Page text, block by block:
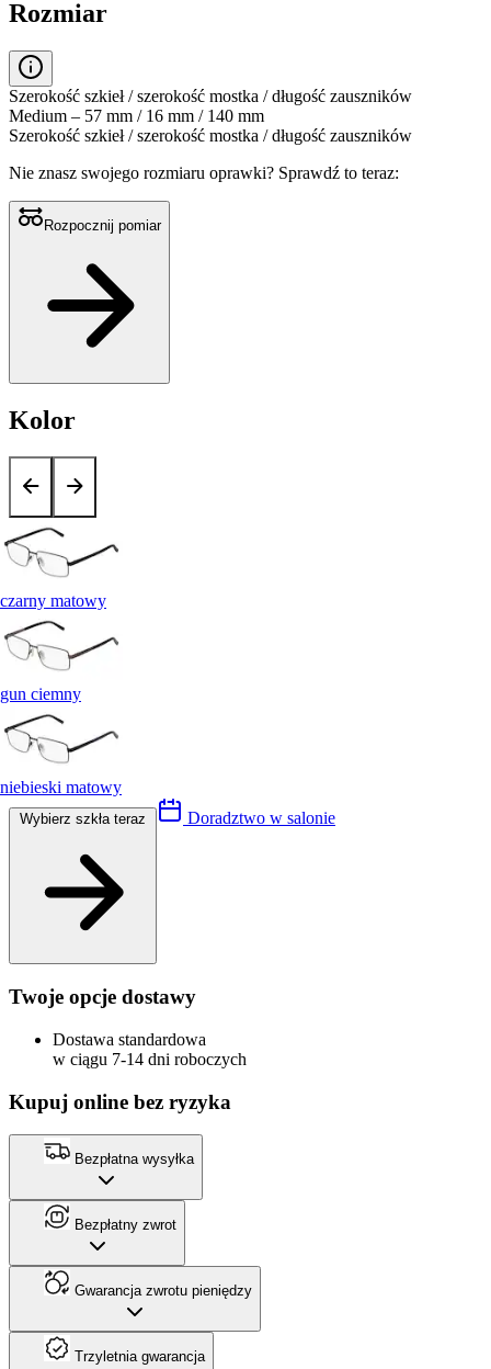
Rozmiar
Szerokość szkieł / szerokość mostka / długość zauszników
Medium – 57 mm / 16 mm / 140 mm
Szerokość szkieł / szerokość mostka / długość zauszników
Nie znasz swojego rozmiaru oprawki? Sprawdź to teraz:
Rozpocznij pomiar
Kolor
czarny matowy
gun ciemny
niebieski matowy
Doradztwo w salonie
Twoje opcje dostawy
Dostawa standardowa
w ciągu 7-14 dni roboczych
Kupuj online bez ryzyka
Bezpłatna wysyłka
Bezpłatny zwrot
Gwarancja zwrotu pieniędzy
Trzyletnia gwarancja